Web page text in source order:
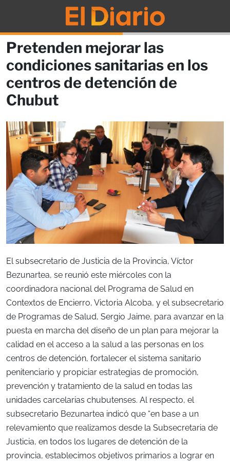
Pretenden mejorar las
condiciones sanitarias en los
centros de detención de
Chubut
El subsecretario de Justicia de la Provincia, Víctor
Bezunartea, se reunió este miércoles con la
coordinadora nacional del Programa de Salud en
Contextos de Encierro, Victoria Alcoba, y el subsecretario
de Programas de Salud, Sergio Jaime, para avanzar en la
puesta en marcha del diseño de un plan para mejorar la
calidad en el acceso a la salud a las personas en los
centros de detención, fortalecer el sistema sanitario
penitenciario y propiciar estrategias de promoción,
prevención y tratamiento de la salud en todas las
unidades carcelarias chubutenses. Al respecto, el
subsecretario Bezunartea indicó que “en base a un
relevamiento que realizamos desde la Subsecretaria de
Justicia, en todos los lugares de detención de la
provincia, establecimos objetivos primarios a lograr en